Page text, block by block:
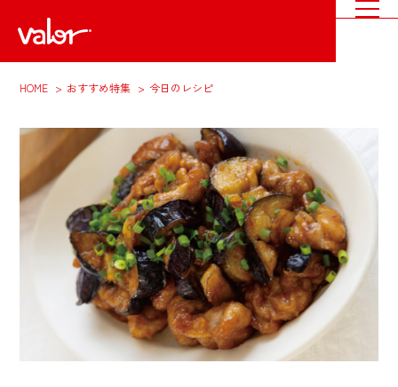
HOME おすすめ特集 今日のレシピ